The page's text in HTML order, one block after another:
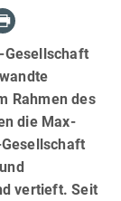
Gesellschaft
Rahmen des
die Max-
vertieft. Seit